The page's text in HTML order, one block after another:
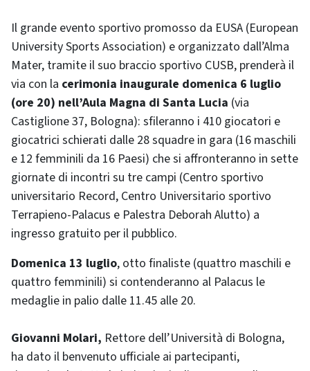
Il grande evento sportivo promosso da EUSA (European
University Sports Association) e organizzato dall’Alma
Mater, tramite il suo braccio sportivo CUSB, prenderà il
via con la cerimonia inaugurale domenica 6 luglio
(ore 20) nell’Aula Magna di Santa Lucia (via
Castiglione 37, Bologna): sfileranno i 410 giocatori e
giocatrici schierati dalle 28 squadre in gara (16 maschili
e 12 femminili da 16 Paesi) che si affronteranno in sette
giornate di incontri su tre campi (Centro sportivo
universitario Record, Centro Universitario sportivo
Terrapieno-Palacus e Palestra Deborah Alutto) a
ingresso gratuito per il pubblico.
Domenica 13 luglio, otto finaliste (quattro maschili e
quattro femminili) si contenderanno al Palacus le
medaglie in palio dalle 11.45 alle 20.
Giovanni Molari, Rettore dell’Università di Bologna,
ha dato il benvenuto ufficiale ai partecipanti,